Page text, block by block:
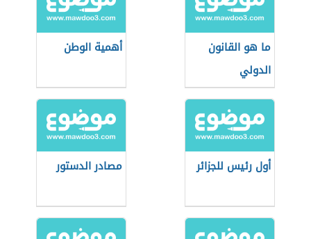
ما هو القانون
الدولي
أهمية الوطن
أول رئيس للجزائر مصادر الدستور